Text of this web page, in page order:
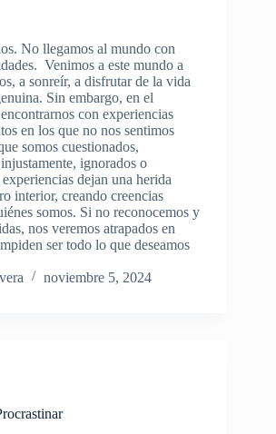
No llegamos al mundo con
Venimos a este mundo a
a sonreír, a disfrutar de la vida
Sin embargo, en el
con experiencias
en los que no nos sentimos
somos cuestionados,
ignorados o
dejan una herida
interior, creando creencias
somos. Si no reconocemos y
nos veremos atrapados en
ser todo lo que deseamos
noviembre 5, 2024